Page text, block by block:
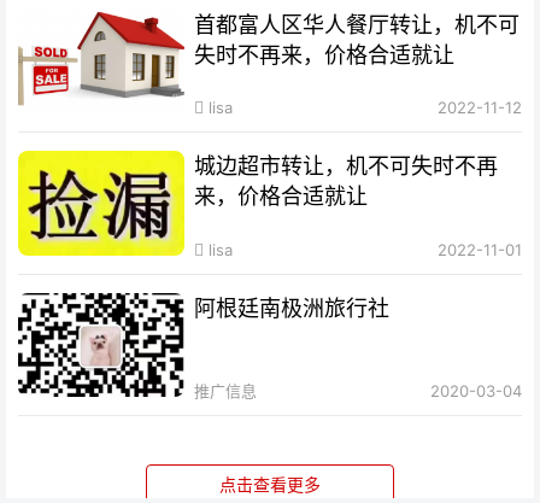
首都富人区华人餐厅转让，机不可
失时不再来，价格合适就让
lisa 2022-11-12
城边超市转让，机不可失时不再
来，价格合适就让
lisa 2022-11-01
阿根廷南极洲旅行社
推广信息 2020-03-04
点击查看更多